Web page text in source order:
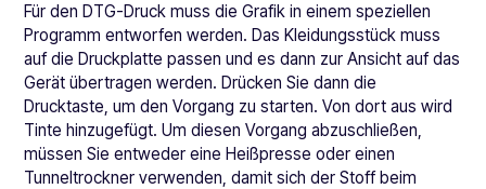
Für den DTG-Druck muss die Grafik in einem speziellen
Programm entworfen werden. Das Kleidungsstück muss
auf die Druckplatte passen und es dann zur Ansicht auf das
Gerät übertragen werden. Drücken Sie dann die
Drucktaste, um den Vorgang zu starten. Von dort aus wird
Tinte hinzugefügt. Um diesen Vorgang abzuschließen,
müssen Sie entweder eine Heißpresse oder einen
Tunneltrockner verwenden, damit sich der Stoff beim